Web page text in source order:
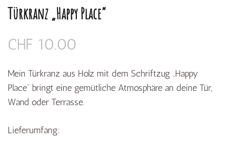
Türkranz „Happy Place“
CHF 10.00
Mein Türkranz aus Holz mit dem Schriftzug „Happy
Place“ bringt eine gemütliche Atmosphäre an deine Tür,
Wand oder Terrasse.
Lieferumfang: